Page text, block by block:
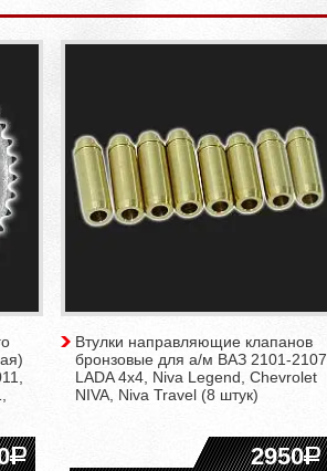
Втулки направляющие клапанов
бронзовые для а/м ВАЗ 2101-2107,
LADA 4x4, Niva Legend, Chevrolet
NIVA, Niva Travel (8 штук)
2950